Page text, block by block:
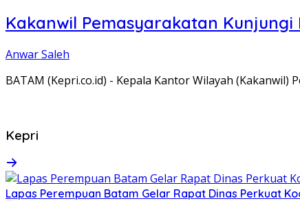
Kakanwil Pemasyarakatan
Anwar Saleh
BATAM (Kepri.co.id) - Kepala Kantor Wilayah
Kepri
Lapas Perempuan Batam Gelar Rapat Dinas Perkuat